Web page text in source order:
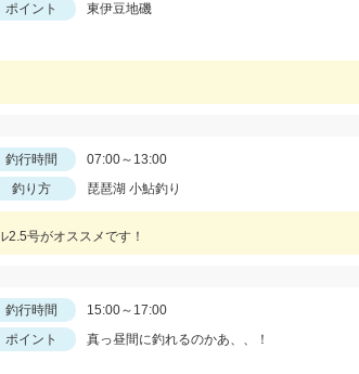
ポイント
東伊豆地磯
釣行時間
07:00～13:00
釣り方 琵琶湖 小鮎釣り
号がオススメです！
釣行時間
15:00～17:00
ポイント
真っ昼間に釣れるのかあ、、！